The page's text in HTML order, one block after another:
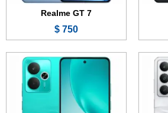
Realme GT 7
750 $
الرام: 8 أو 12 جيجابايت